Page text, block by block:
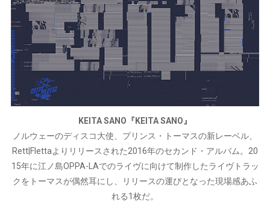
KEITA SANO『KEITA SANO』
ノルウェーのディスコ大使、プリンス・トーマスの新レーベル、
Rett|Flettaよりリリースされた2016年のセカンド・アルバム。20
15年に江ノ島OPPA-LAでのライヴに向けて制作したライヴトラッ
クをトーマスが偶然耳にし、リリースの運びとなった現場感あふ
れる1枚だ。